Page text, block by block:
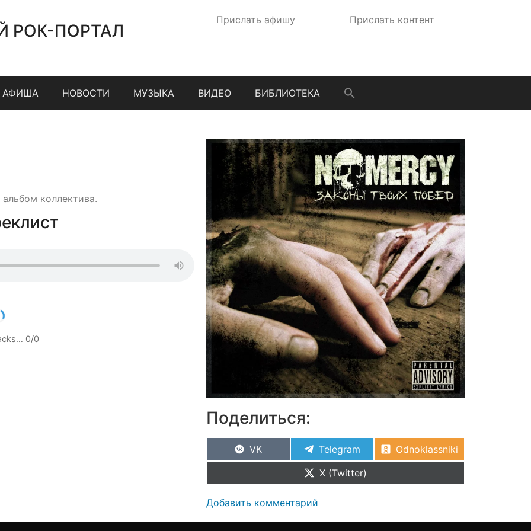
РОК-ПОРТАЛ
Прислать афишу Прислать контент
АФИША НОВОСТИ МУЗЫКА ВИДЕО БИБЛИОТЕКА
коллектива.
0/0
Поделиться:
VK Telegram
Odnoklassniki
X (Twitter)
Добавить комментарий